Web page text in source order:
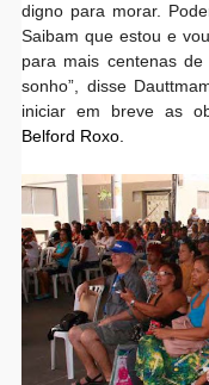
digno para morar.
Saibam que estou e
para mais centenas
sonho”, disse
iniciar em breve as
Belford Roxo.